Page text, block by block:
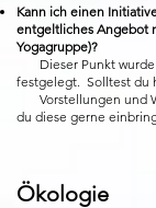
Kann ich einen
entgeltliches Angebot
Yogagruppe)?
Dieser Punkt wurde
festgelegt. Solltest du
Vorstellungen und
du diese gerne
Ökologie